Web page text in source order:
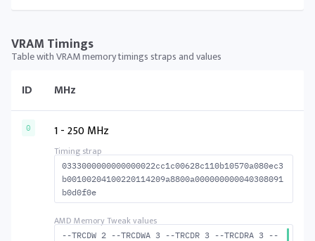
VRAM Timings
Table with VRAM memory timings straps and values
ID MHz
0 1 - 250 MHz
0333000000000000022cc1c00628c110b10570a080ec3
b00100204100220114209a8800a000000000040308091
b0d0f0e
--TRCDW 2 --TRCDWA 3 --TRCDR 3 --TRCDRA 3 --